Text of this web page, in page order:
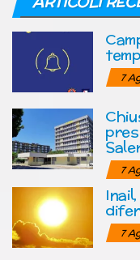
7
7
7